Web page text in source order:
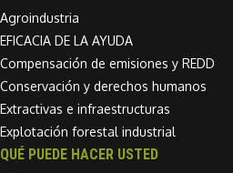
Agroindustria
EFICACIA DE LA AYUDA
Compensación de emisiones y REDD
Conservación y derechos humanos
Extractivas e infraestructuras
Explotación forestal industrial
QUÉ PUEDE HACER USTED